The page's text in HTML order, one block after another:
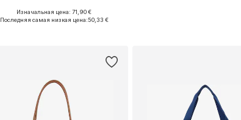
Доступные размеры: One Size
Изначальная цена: 71,90 €
Последняя самая низкая цена:50,33 €